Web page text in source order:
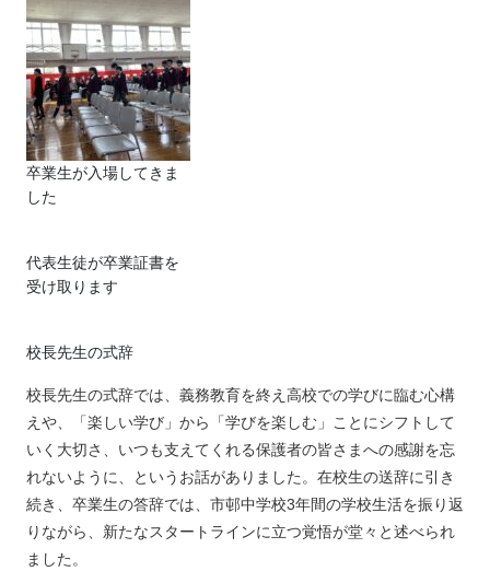
卒業生が入場してきま
した
代表生徒が卒業証書を
受け取ります
校長先生の式辞
校長先生の式辞では、義務教育を終え高校での学びに臨む心構
えや、「楽しい学び」から「学びを楽しむ」ことにシフトして
いく大切さ、いつも支えてくれる保護者の皆さまへの感謝を忘
れないように、というお話がありました。在校生の送辞に引き
続き、卒業生の答辞では、市邨中学校3年間の学校生活を振り返
りながら、新たなスタートラインに立つ覚悟が堂々と述べられ
ました。